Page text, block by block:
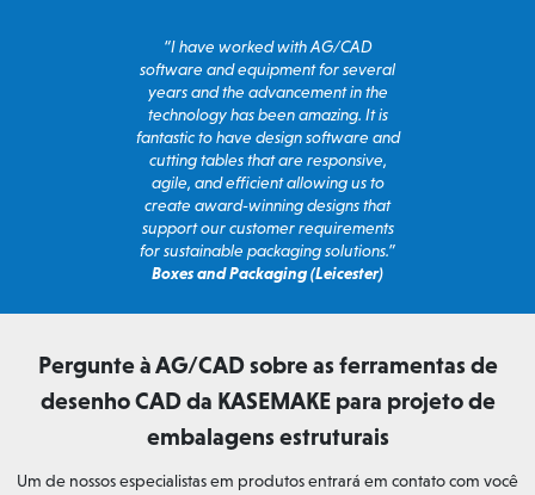
“I have worked with AG/CAD
software and equipment for several
years and the advancement in the
technology has been amazing. It is
fantastic to have design software and
cutting tables that are responsive,
agile, and efficient allowing us to
create award-winning designs that
support our customer requirements
for sustainable packaging solutions.”
Boxes and Packaging (Leicester)
Pergunte à AG/CAD sobre as ferramentas de
desenho CAD da KASEMAKE para projeto de
embalagens estruturais
Um de nossos especialistas em produtos entrará em contato com você